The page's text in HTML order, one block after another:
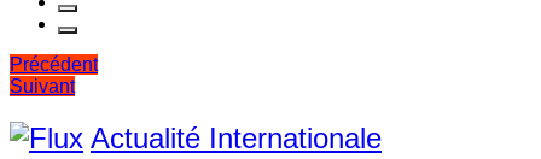
Navigation
de
l’article
Précédent
Suivant
Actualité Internationale